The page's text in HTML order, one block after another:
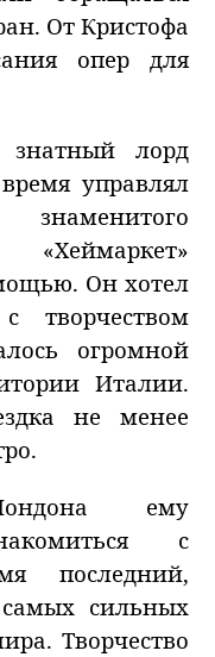
От Кристофа
опер для
знатный лорд
управлял
«Хеймаркет»
Он хотел
творчеством
огромной
Италии.
не менее
ему
с
последний,
сильных
Творчество